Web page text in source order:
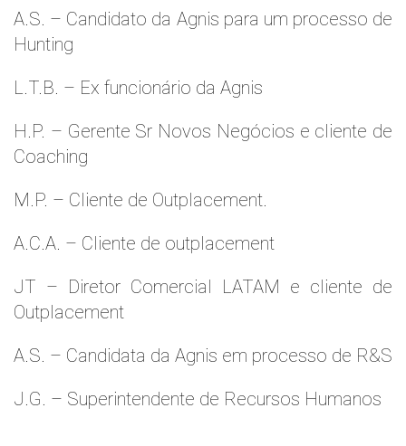
A.S. – Candidato da Agnis para um processo de
Hunting
L.T.B. – Ex funcionário da Agnis
H.P. – Gerente Sr Novos Negócios e cliente de
Coaching
M.P. – Cliente de Outplacement.
A.C.A. – Cliente de outplacement
JT – Diretor Comercial LATAM e cliente de
Outplacement
A.S. – Candidata da Agnis em processo de R&S
J.G. – Superintendente de Recursos Humanos